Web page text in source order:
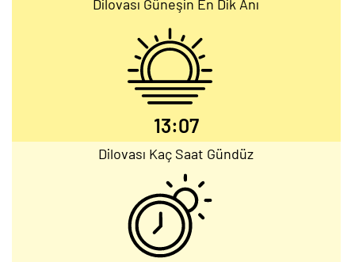
Dilovası Güneşin En Dik Anı
13:07
Dilovası Kaç Saat Gündüz